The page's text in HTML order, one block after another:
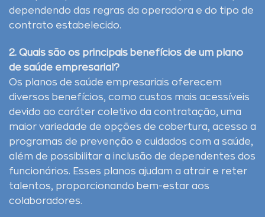
dependendo das regras da operadora e do tipo de
contrato estabelecido.
2. Quais são os principais benefícios de um plano
de saúde empresarial?
Os planos de saúde empresariais oferecem
diversos benefícios, como custos mais acessíveis
devido ao caráter coletivo da contratação, uma
maior variedade de opções de cobertura, acesso a
programas de prevenção e cuidados com a saúde,
além de possibilitar a inclusão de dependentes dos
funcionários. Esses planos ajudam a atrair e reter
talentos, proporcionando bem-estar aos
colaboradores.